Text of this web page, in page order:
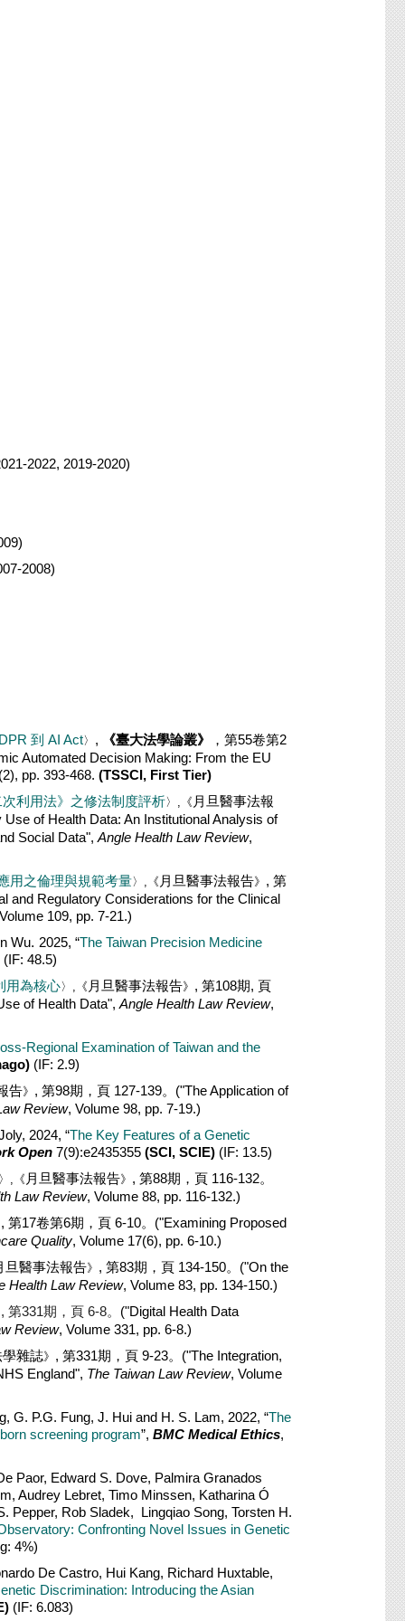
2022, 2019-2020)
2008)
到 AI Act〉 , 《臺大法學論叢》
，第55卷第2
Automated Decision Making: From the EU
pp. 393-468. (TSSCI, First Tier)
利用法》 之修法制度評析〉,《 月旦醫事法報
of Health Data: An Institutional Analysis of
Social Data", Angle Health Law Review,
用之倫理與規範考量〉,《 月旦醫事法報告》 , 第
and Regulatory Considerations for the Clinical
109, pp. 7-21.)
Wu. 2025, “The Taiwan Precision Medicine
(IF: 48.5)
用為核心〉,《 月旦醫事法報告》 , 第108期, 頁
of Health Data", Angle Health Law Review,
Regional Examination of Taiwan and the
(IF: 2.9)
告》 , 第98期，頁 127-139。 ("The Application of
Review, Volume 98, pp. 7-19.)
2024, “The Key Features of a Genetic
Open 7(9):e2435355 (SCI, SCIE) (IF: 13.5)
〉,《 月旦醫事法報告》 , 第88期，頁 116-132。
Law Review, Volume 88, pp. 116-132.)
, 第17卷第6期，頁 6-10。 ("Examining Proposed
Quality, Volume 17(6), pp. 6-10.)
旦醫事法報告》 , 第83期，頁 134-150。 ("On the
Health Law Review, Volume 83, pp. 134-150.)
, 第331期，頁 6-8。 ("Digital Health Data
Review, Volume 331, pp. 6-8.)
學雜誌》 , 第331期，頁 9-23。("The Integration,
England", The Taiwan Law Review, Volume
G. P.G. Fung, J. Hui and H. S. Lam, 2022, “The
screening program”, BMC Medical Ethics,
Paor, Edward S. Dove, Palmira Granados
Audrey Lebret, Timo Minssen, Katharina Ó
Pepper, Rob Sladek, Lingqiao Song, Torsten H.
Confronting Novel Issues in Genetic
4%)
De Castro, Hui Kang, Richard Huxtable,
Discrimination: Introducing the Asian
(IF: 6.083)